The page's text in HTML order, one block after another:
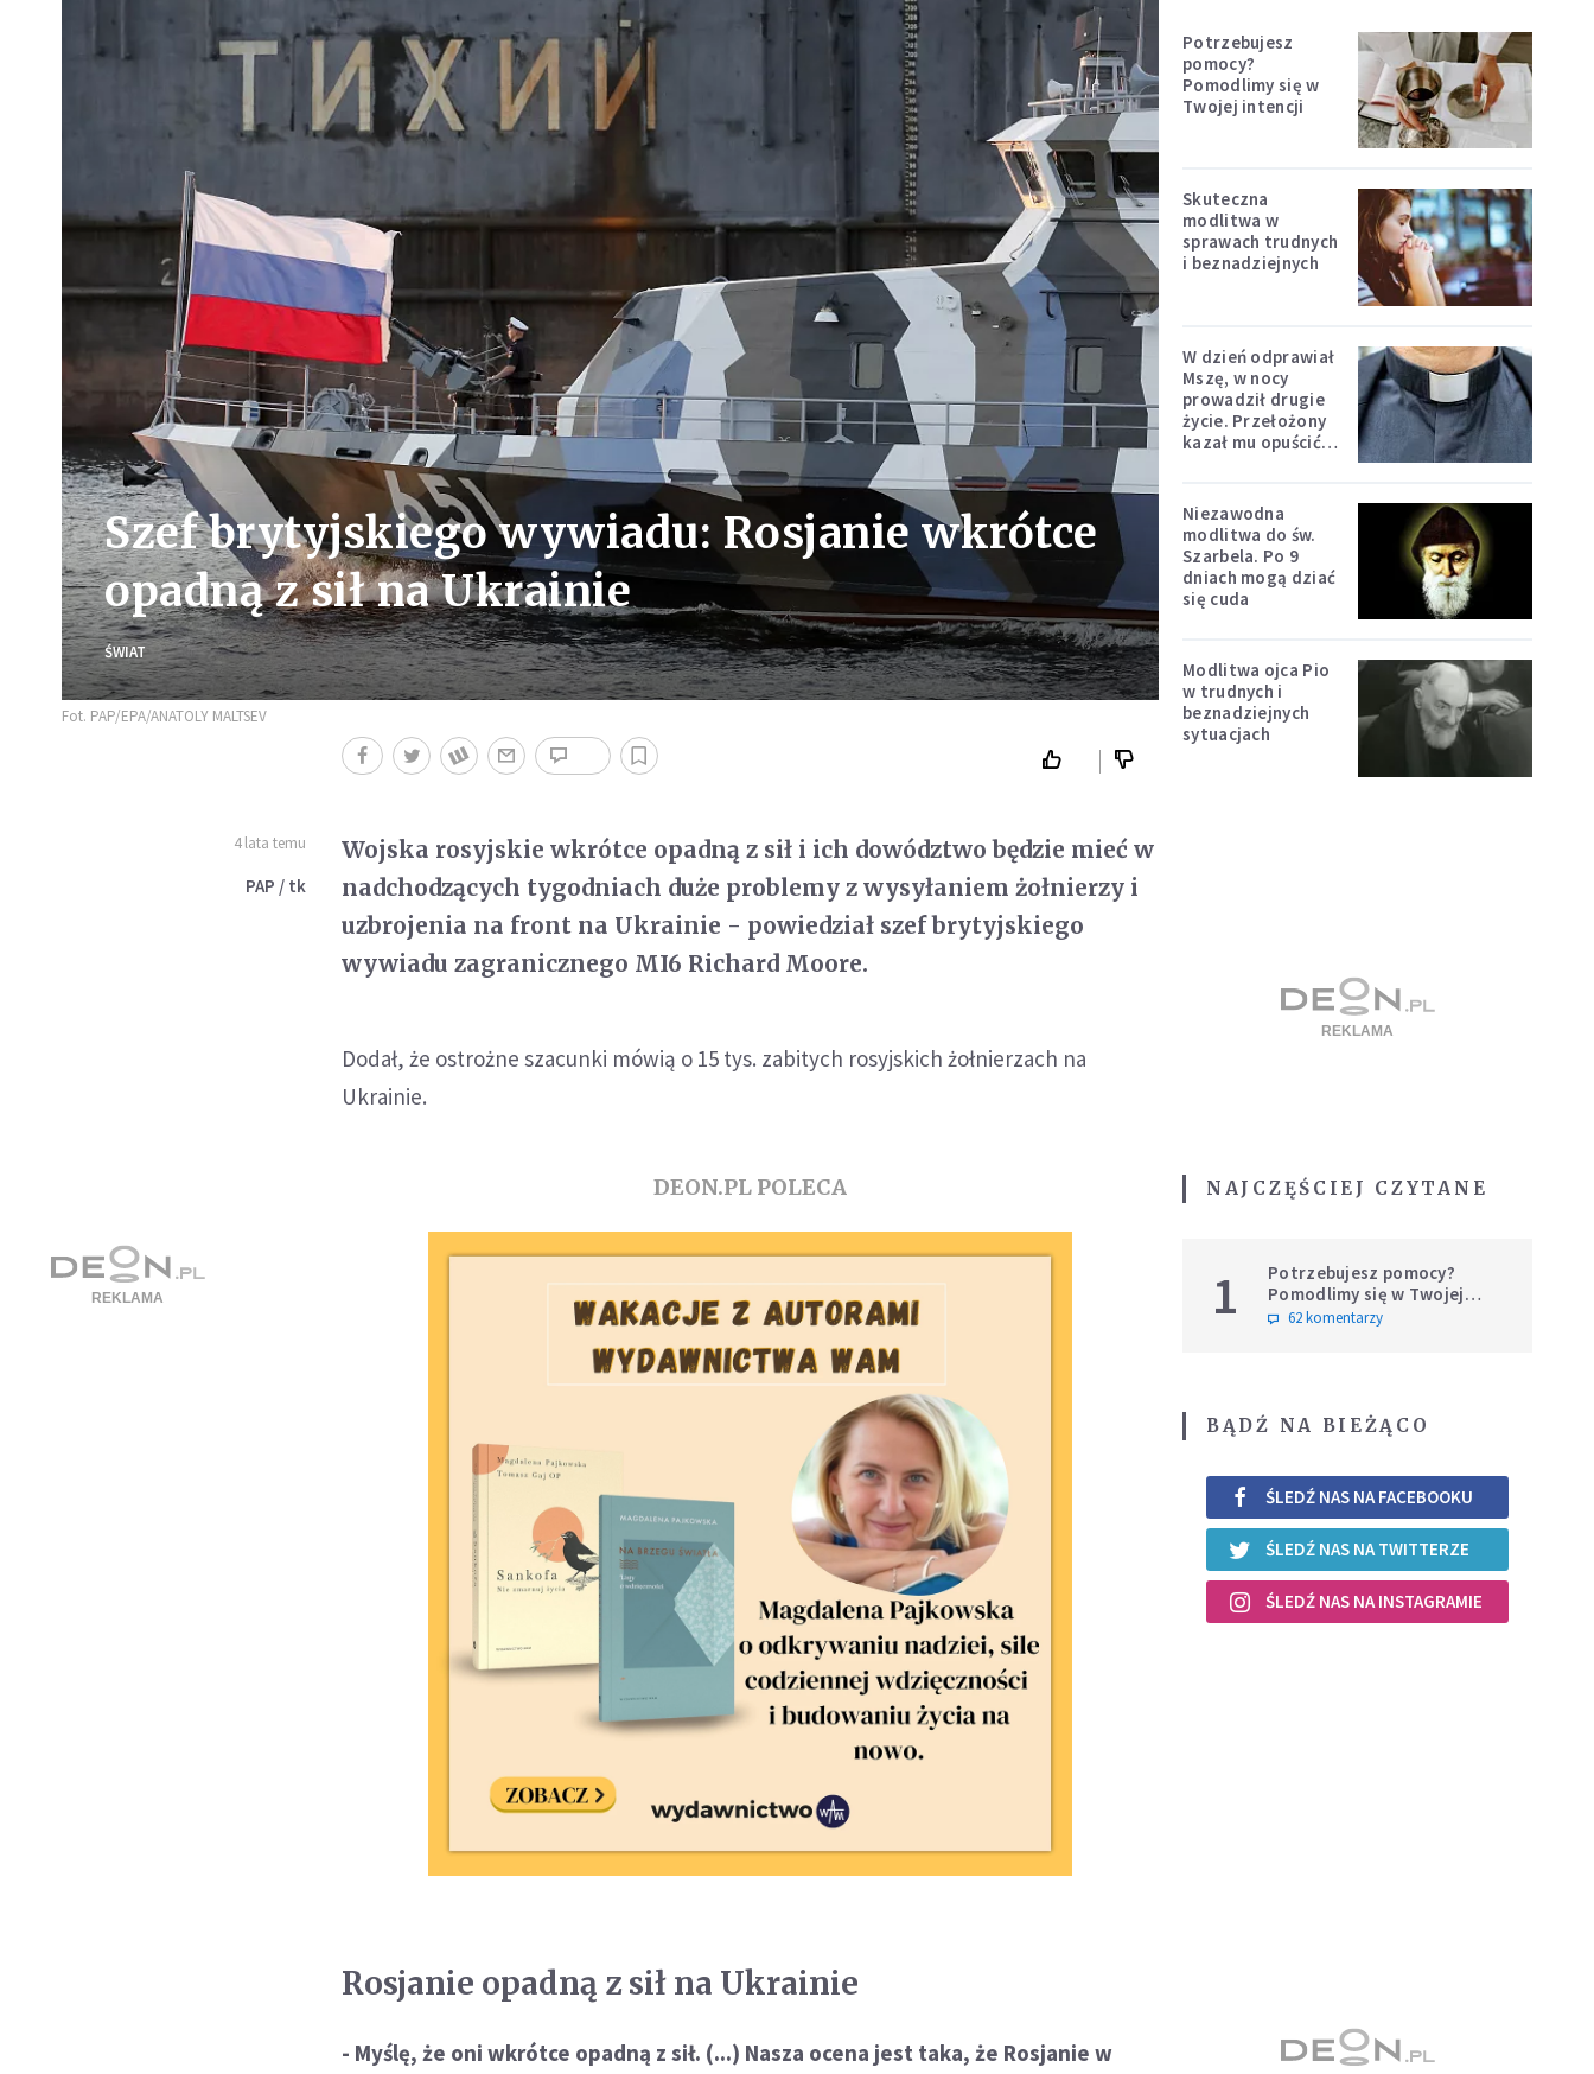
Szef brytyjskiego wywiadu: Rosjanie wkrótce
opadną z sił na Ukrainie
ŚWIAT
Fot. PAP/EPA/ANATOLY MALTSEV
4 lata temu
PAP / tk
Wojska rosyjskie wkrótce opadną z sił i ich dowództwo będzie mieć w
nadchodzących tygodniach duże problemy z wysyłaniem żołnierzy i
uzbrojenia na front na Ukrainie - powiedział szef brytyjskiego
wywiadu zagranicznego MI6 Richard Moore.
Dodał, że ostrożne szacunki mówią o 15 tys. zabitych rosyjskich żołnierzach na
Ukrainie.
DEON.PL POLECA
Rosjanie opadną z sił na Ukrainie
- Myślę, że oni wkrótce opadną z sił. (...) Nasza ocena jest taka, że Rosjanie w
Potrzebujesz
pomocy?
Pomodlimy się w
Twojej intencji
Skuteczna
modlitwa w
sprawach trudnych
i beznadziejnych
W dzień odprawiał
Mszę, w nocy
prowadził drugie
życie. Przełożony
kazał mu opuścić
Niezawodna
modlitwa do św.
Szarbela. Po 9
dniach mogą dziać
się cuda
Modlitwa ojca Pio
w trudnych i
beznadziejnych
sytuacjach
NAJCZĘŚCIEJ CZYTANE
1
Potrzebujesz pomocy?
Pomodlimy się w Twojej
intencji
62 komentarzy
BĄDŹ NA BIEŻĄCO
ŚLEDŹ NAS NA FACEBOOKU
ŚLEDŹ NAS NA TWITTERZE
ŚLEDŹ NAS NA INSTAGRAMIE